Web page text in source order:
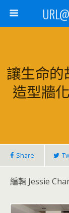
讓生命的
造型牆
Share
編輯 Jessie